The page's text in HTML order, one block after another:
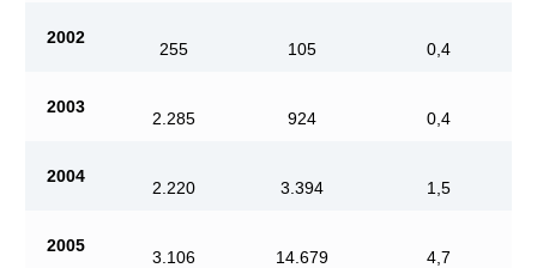
2002
255 105 0,4
2003
2.285 924 0,4
2004
2.220 3.394 1,5
2005
3.106 14.679 4,7